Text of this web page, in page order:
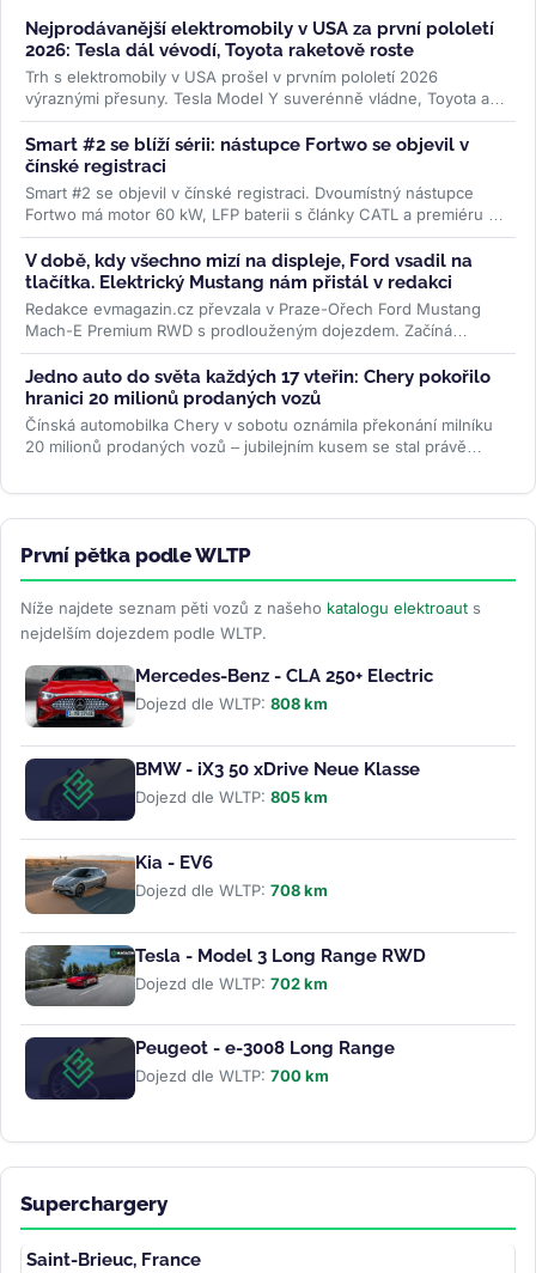
Nejprodávanější elektromobily v USA za první pololetí
2026: Tesla dál vévodí, Toyota raketově roste
Trh s elektromobily v USA prošel v prvním pololetí 2026
výraznými přesuny. Tesla Model Y suverénně vládne, Toyota a
Lexus raketově rostou,...>>
Smart #2 se blíží sérii: nástupce Fortwo se objevil v
čínské registraci
Smart #2 se objevil v čínské registraci. Dvoumístný nástupce
Fortwo má motor 60 kW, LFP baterii s články CATL a premiéru v
říjnu....>>
V době, kdy všechno mizí na displeje, Ford vsadil na
tlačítka. Elektrický Mustang nám přistál v redakci
Redakce evmagazin.cz převzala v Praze-Ořech Ford Mustang
Mach-E Premium RWD s prodlouženým dojezdem. Začíná
půlroční test, ve kterém...>>
Jedno auto do světa každých 17 vteřin: Chery pokořilo
hranici 20 milionů prodaných vozů
Čínská automobilka Chery v sobotu oznámila překonání milníku
20 milionů prodaných vozů – jubilejním kusem se stal právě
První pětka podle WLTP
Níže najdete seznam pěti vozů z našeho katalogu elektroaut s
nejdelším dojezdem podle WLTP.
Mercedes-Benz - CLA 250+ Electric
Dojezd dle WLTP: 808 km
BMW - iX3 50 xDrive Neue Klasse
Dojezd dle WLTP: 805 km
Kia - EV6
Dojezd dle WLTP: 708 km
Tesla - Model 3 Long Range RWD
Dojezd dle WLTP: 702 km
Peugeot - e-3008 Long Range
Dojezd dle WLTP: 700 km
Superchargery
Saint-Brieuc, France